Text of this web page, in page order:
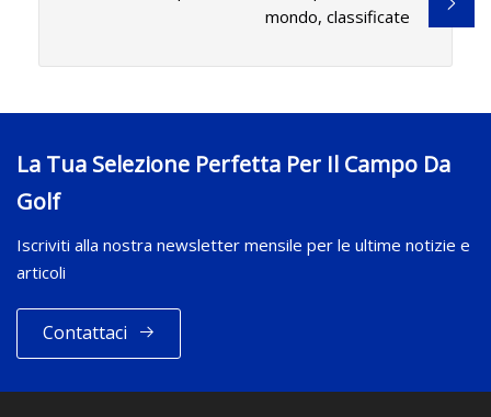
mondo, classificate
La Tua Selezione Perfetta Per Il Campo Da
Golf
Iscriviti alla nostra newsletter mensile per le ultime notizie e
articoli
Contattaci